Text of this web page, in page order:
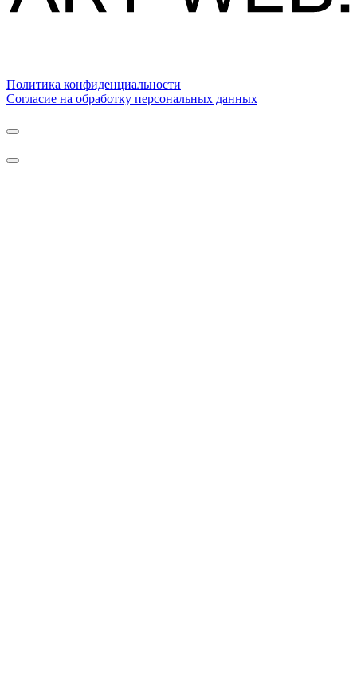
Политика конфиденциальности
Согласие на обработку персональных данных